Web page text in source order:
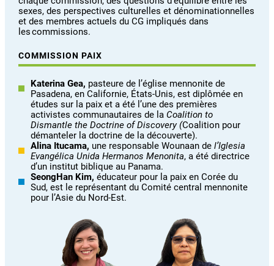
sexes, des perspectives culturelles et dénominationnelles
et des membres actuels du CG impliqués dans
les commissions.
COMMISSION PAIX
Katerina Gea, pasteure de l’église mennonite de
Pasadena, en Californie, États-Unis, est diplômée en
études sur la paix et a été l’une des premières
activistes communautaires de la Coalition to
Dismantle the Doctrine of Discovery (Coalition pour
démanteler la doctrine de la découverte).
Alina Itucama, une responsable Wounaan del’Iglesia
Evangélica Unida Hermanos Menonita, a été directrice
d’un institut biblique au Panama.
SeongHan Kim,éducateur pour la paix en Corée du
Sud, est le représentant du Comité central mennonite
pour l’Asie du Nord-Est.